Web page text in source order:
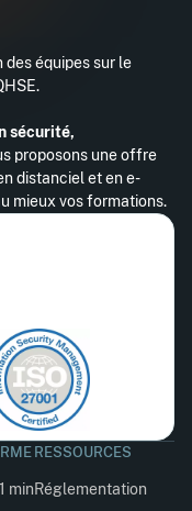
équipes sur le
sécurité,
proposons une offre
distanciel et en e-
mieux vos formations.
min
RESSOURCES
Réglementation